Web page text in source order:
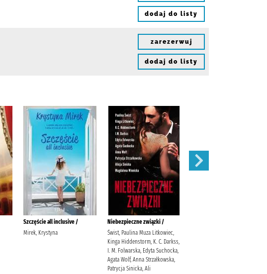
dodaj do listy
zarezerwuj
dodaj do listy
Szczęście all inclusive /
Mirek, Krystyna
Niebezpieczne związki /
Świst, Paulina Muza Litkowiec,
Kinga Hiddenstorm, K. C. Darkss,
I. M. Folwarska, Edyta Suchocka,
Agata Wolf, Anna Strzałkowska,
Patrycja Sinicka, Ali